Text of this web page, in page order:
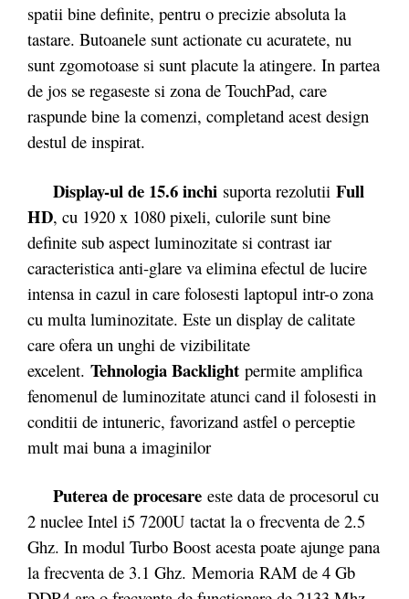
spatii bine definite, pentru o precizie absoluta la
tastare. Butoanele sunt actionate cu acuratete, nu
sunt zgomotoase si sunt placute la atingere. In partea
de jos se regaseste si zona de TouchPad, care
raspunde bine la comenzi, completand acest design
destul de inspirat.
Display-ul de 15.6 inchi suporta rezolutii Full
HD, cu 1920 x 1080 pixeli, culorile sunt bine
definite sub aspect luminozitate si contrast iar
caracteristica anti-glare va elimina efectul de lucire
intensa in cazul in care folosesti laptopul intr-o zona
cu multa luminozitate. Este un display de calitate
care ofera un unghi de vizibilitate
excelent. Tehnologia Backlight permite amplifica
fenomenul de luminozitate atunci cand il folosesti in
conditii de intuneric, favorizand astfel o perceptie
mult mai buna a imaginilor
Puterea de procesare este data de procesorul cu
2 nuclee Intel i5 7200U tactat la o frecventa de 2.5
Ghz. In modul Turbo Boost acesta poate ajunge pana
la frecventa de 3.1 Ghz. Memoria RAM de 4 Gb